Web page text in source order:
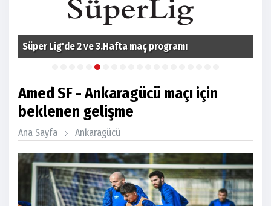
Süper Lig'de 2 ve 3.Hafta maç programı
Amed SF - Ankaragücü maçı için
beklenen gelişme
Ana Sayfa Ankaragücü